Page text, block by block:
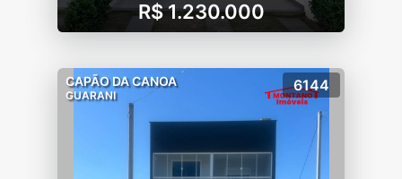
R$ 1.230.000
CAPÃO DA CANOA
GUARANI
6144